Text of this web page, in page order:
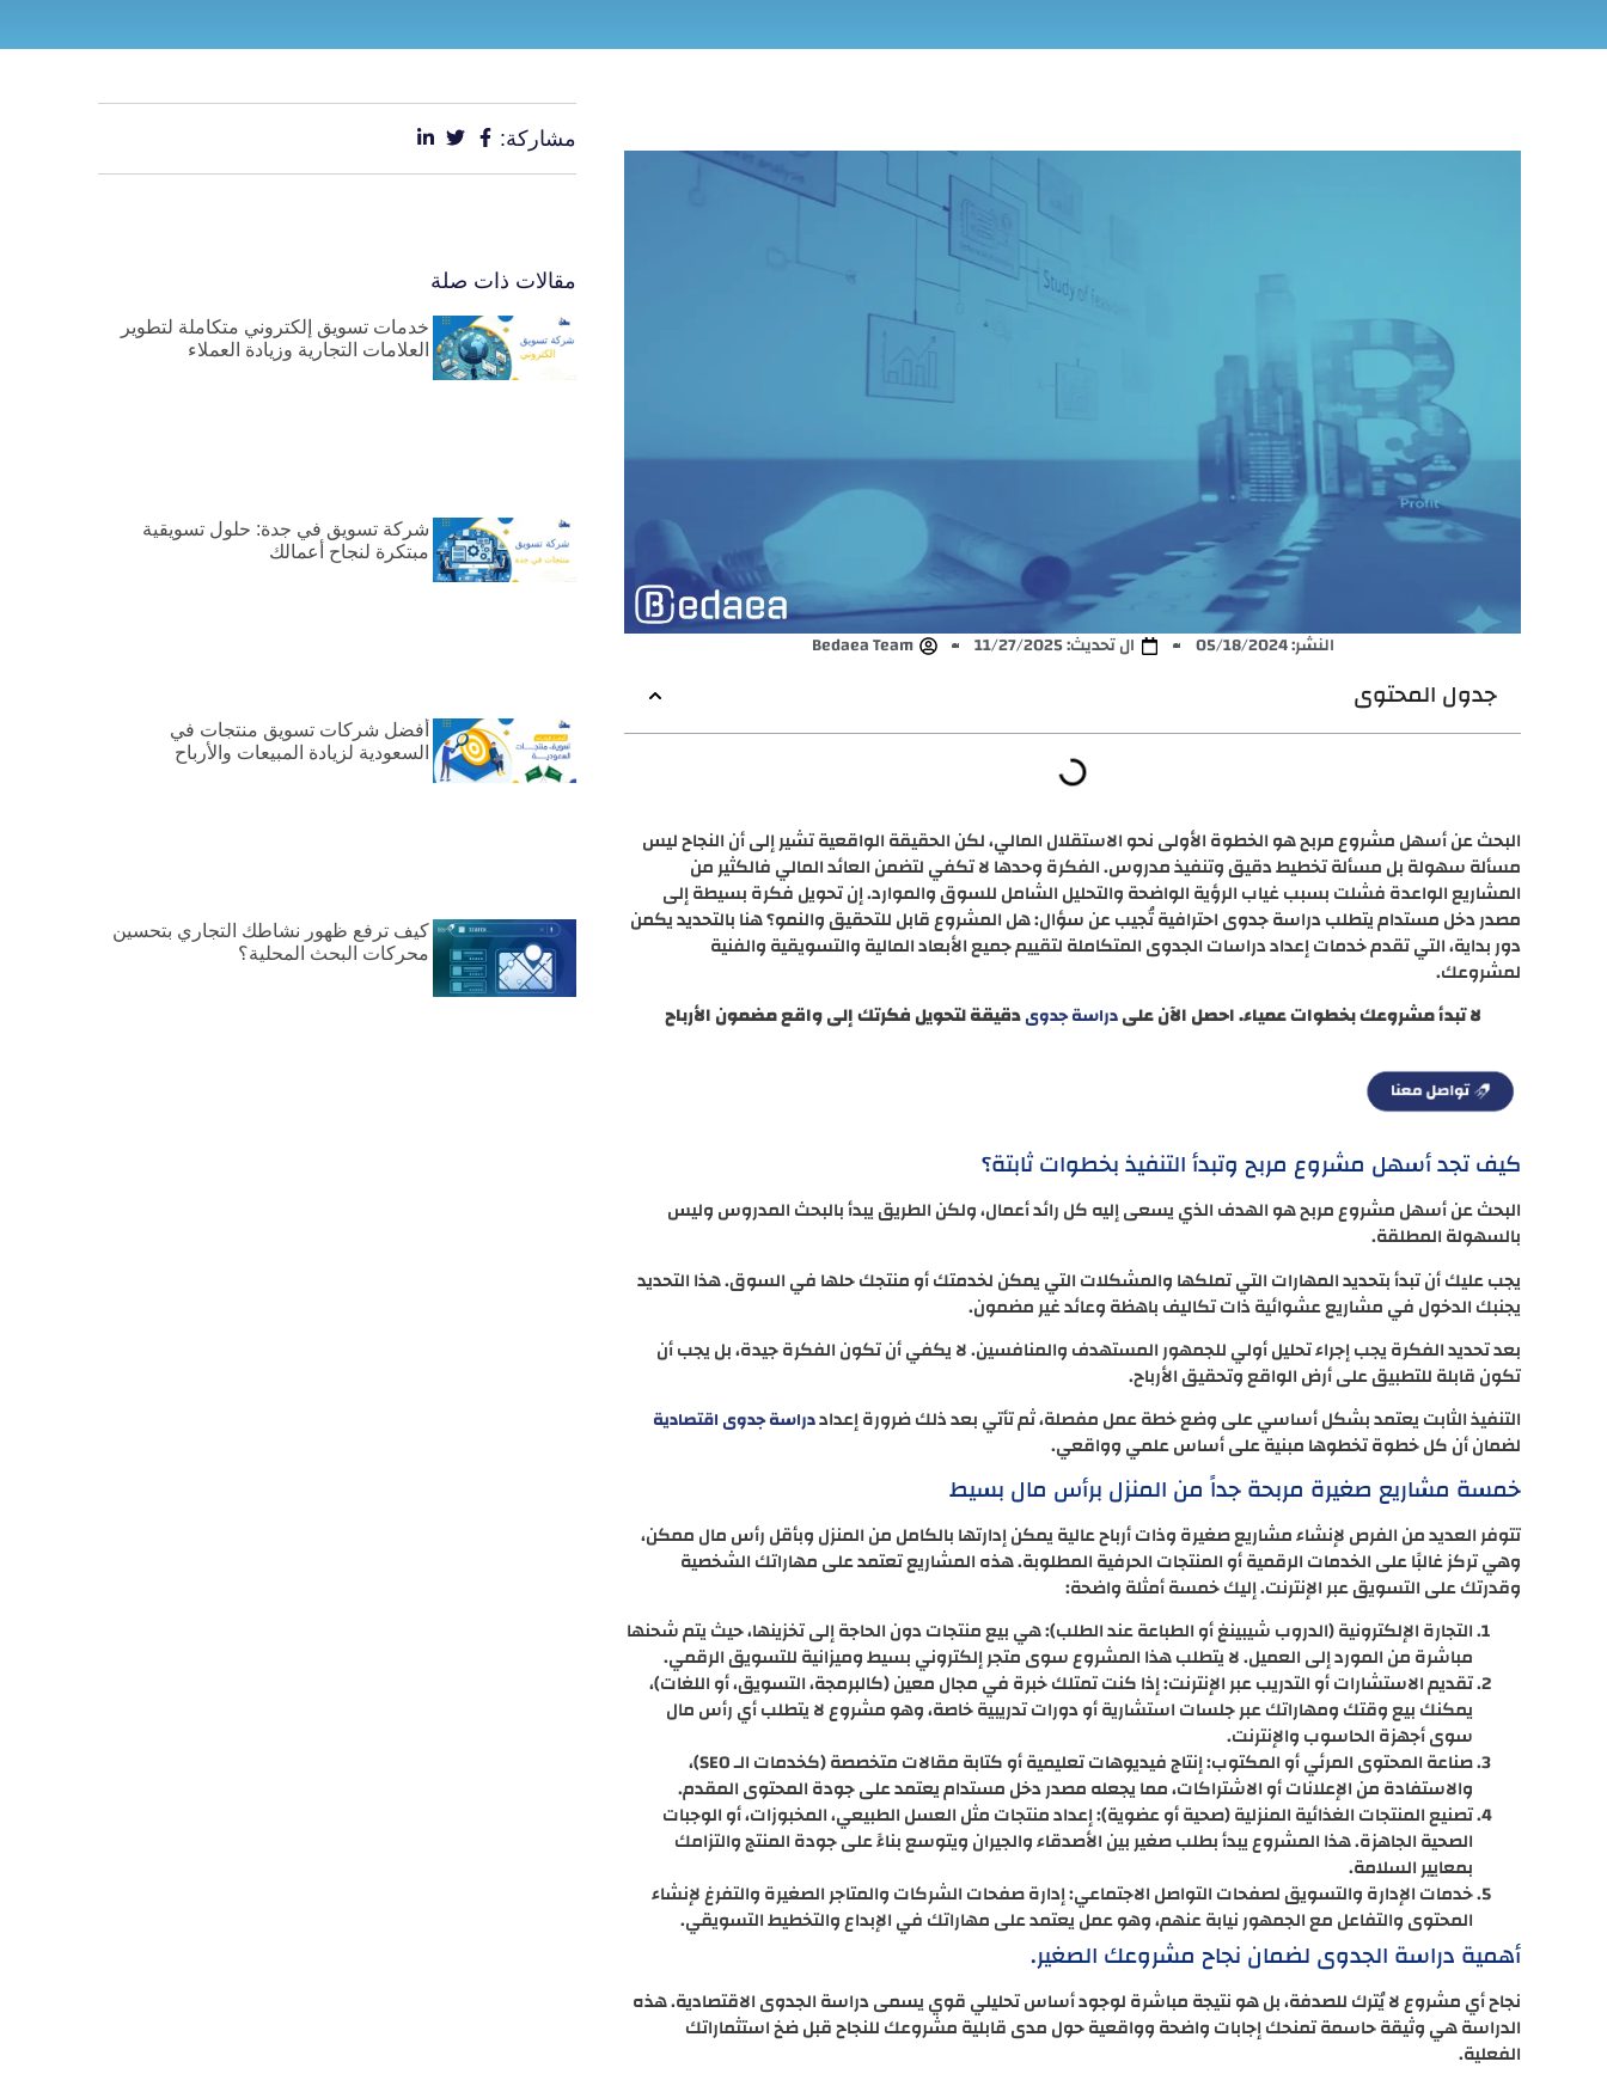
النشر:05/18/2024 ال تحديث: 11/27/2025 Bedaea Team
جدول المحتوى
البحث عن أسهل مشروع مربح هو الخطوة الأولى نحو الاستقلال المالي، لكن الحقيقة الواقعية تشير إلى أن النجاح ليس
مسألة سهولة بل مسألة تخطيط دقيق وتنفيذ مدروس. الفكرة وحدها لا تكفي لتضمن العائد المالي فالكثير من
المشاريع الواعدة فشلت بسبب غياب الرؤية الواضحة والتحليل الشامل للسوق والموارد. إن تحويل فكرة بسيطة إلى
مصدر دخل مستدام يتطلب دراسة جدوى احترافية تُجيب عن سؤال: هل المشروع قابل للتحقيق والنمو؟ هنا بالتحديد يكمن
دور بداية، التي تقدم خدمات إعداد دراسات الجدوى المتكاملة لتقييم جميع الأبعاد المالية والتسويقية والفنية
لمشروعك.
لا تبدأ مشروعك بخطوات عمياء. احصل الآن علىدراسة جدوىدقيقة لتحويل فكرتك إلى واقع مضمون الأرباح
كيف تجد أسهل مشروع مربح وتبدأ التنفيذ بخطوات ثابتة؟
البحث عن أسهل مشروع مربح هو الهدف الذي يسعى إليه كل رائد أعمال، ولكن الطريق يبدأ بالبحث المدروس وليس
بالسهولة المطلقة.
يجب عليك أن تبدأ بتحديد المهارات التي تملكها والمشكلات التي يمكن لخدمتك أو منتجك حلها في السوق. هذا التحديد
يجنبك الدخول في مشاريع عشوائية ذات تكاليف باهظة وعائد غير مضمون.
بعد تحديد الفكرة يجب إجراء تحليل أولي للجمهور المستهدف والمنافسين. لا يكفي أن تكون الفكرة جيدة، بل يجب أن
تكون قابلة للتطبيق على أرض الواقع وتحقيق الأرباح.
التنفيذ الثابت يعتمد بشكل أساسي على وضع خطة عمل مفصلة، ثم تأتي بعد ذلك ضرورة إعداددراسة جدوى اقتصادية
لضمان أن كل خطوة تخطوها مبنية على أساس علمي وواقعي.
خمسة مشاريع صغيرة مربحة جداً من المنزل برأس مال بسيط
تتوفر العديد من الفرص لإنشاء مشاريع صغيرة وذات أرباح عالية يمكن إدارتها بالكامل من المنزل وبأقل رأس مال ممكن،
وهي تركز غالبًا على الخدمات الرقمية أو المنتجات الحرفية المطلوبة. هذه المشاريع تعتمد على مهاراتك الشخصية
وقدرتك على التسويق عبر الإنترنت. إليك خمسة أمثلة واضحة:
التجارة الإلكترونية (الدروب شيبينغ أو الطباعة عند الطلب): هي بيع منتجات دون الحاجة إلى تخزينها، حيث يتم شحنها
مباشرة من المورد إلى العميل. لا يتطلب هذا المشروع سوى متجر إلكتروني بسيط وميزانية للتسويق الرقمي.
تقديم الاستشارات أو التدريب عبر الإنترنت: إذا كنت تمتلك خبرة في مجال معين (كالبرمجة، التسويق، أو اللغات)،
يمكنك بيع وقتك ومهاراتك عبر جلسات استشارية أو دورات تدريبية خاصة، وهو مشروع لا يتطلب أي رأس مال
سوى أجهزة الحاسوب والإنترنت.
صناعة المحتوى المرئي أو المكتوب: إنتاج فيديوهات تعليمية أو كتابة مقالات متخصصة (كخدمات الـ SEO)،
والاستفادة من الإعلانات أو الاشتراكات، مما يجعله مصدر دخل مستدام يعتمد على جودة المحتوى المقدم.
تصنيع المنتجات الغذائية المنزلية (صحية أو عضوية): إعداد منتجات مثل العسل الطبيعي، المخبوزات، أو الوجبات
الصحية الجاهزة. هذا المشروع يبدأ بطلب صغير بين الأصدقاء والجيران ويتوسع بناءً على جودة المنتج والتزامك
بمعايير السلامة.
خدمات الإدارة والتسويق لصفحات التواصل الاجتماعي: إدارة صفحات الشركات والمتاجر الصغيرة والتفرغ لإنشاء
المحتوى والتفاعل مع الجمهور نيابة عنهم، وهو عمل يعتمد على مهاراتك في الإبداع والتخطيط التسويقي.
أهمية دراسة الجدوى لضمان نجاح مشروعك الصغير.
نجاح أي مشروع لا يُترك للصدفة، بل هو نتيجة مباشرة لوجود أساس تحليلي قوي يسمى دراسة الجدوى الاقتصادية. هذه
الدراسة هي وثيقة حاسمة تمنحك إجابات واضحة وواقعية حول مدى قابلية مشروعك للنجاح قبل ضخ استثماراتك
الفعلية.
مشاركة:
مقالات ذات صلة
خدمات تسويق إلكتروني متكاملة لتطوير
العلامات التجارية وزيادة العملاء
شركة تسويق في جدة: حلول تسويقية
مبتكرة لنجاح أعمالك
أفضل شركات تسويق منتجات في
السعودية لزيادة المبيعات والأرباح
كيف ترفع ظهور نشاطك التجاري بتحسين
محركات البحث المحلية؟